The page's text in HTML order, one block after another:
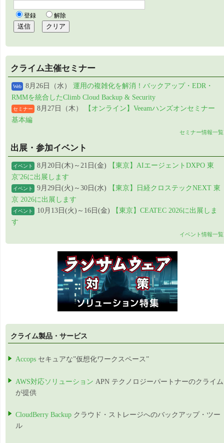
クライム主催セミナー
Web 8月26日（水） 運用の複雑化を解消！バックアップ・EDR・
RMMを統合したClimb Cloud Backup & Security
セミナー 8月27日（木）
【オンライン】Veeamハンズオンセミナー
基本編
セミナー情報一覧
出展・参加イベント
イベント 8月20日(木)～21日(金)
【東京】AIエージェントDXPO 東
京'26に出展します
イベント 9月29日(火)～30日(水)
【東京】日経クロステックNEXT 東
京 2026に出展します
イベント 10月13日(火)～16日(金)
【東京】CEATEC 2026に出展しま
す
イベント情報一覧
クライム製品・サービス
Accops セキュアな”仮想化ワークスペース”
AWS対応ソリューション APN テクノロジーパートナーのクライム
が提供
CloudBerry Backup クラウド・ストレージへのバックアップ・ツー
ル